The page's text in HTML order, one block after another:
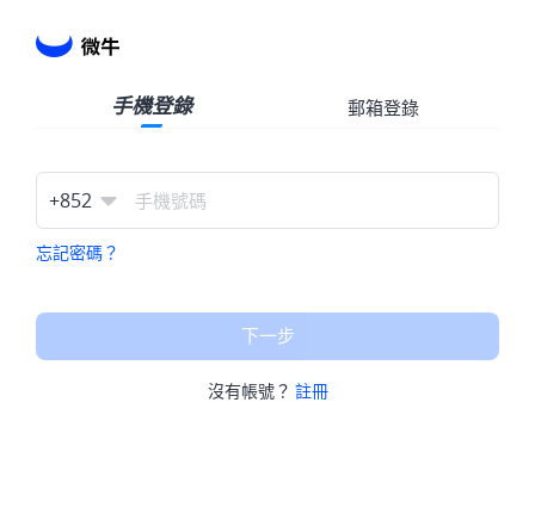
手機登錄 郵箱登錄
+852
忘記密碼？
下一步
沒有帳號？ 註冊